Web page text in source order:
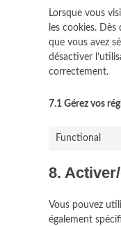
Lorsque vous
les cookies.
que vous avez
désactiver
correctement.
7.1 Gérez vos
Functional
8.
Vous pouvez
également